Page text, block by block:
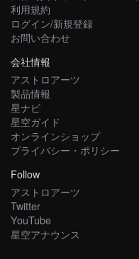
利用規約
ログイン/新規登録
お問い合わせ
会社情報
アストロアーツ
製品情報
星ナビ
星空ガイド
オンラインショップ
プライバシー・ポリシー
Follow
アストロアーツ
Twitter
YouTube
星空アナウンス